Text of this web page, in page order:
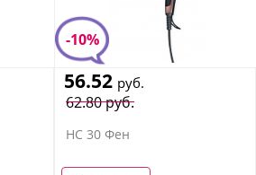
-10%
62.80 руб.
56.52 руб.
HC 30 Фен